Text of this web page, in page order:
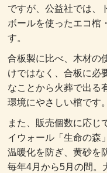
ですが、公益社では、
ボールを使ったエコ棺
す。
合板製に比べ、木材の
けではなく、合板に必
なことから火葬で出る
環境にやさしい棺です。
また、販売個数に応じ
イウォール「生命の森
温暖化を防ぎ、黄砂を
毎年4月から5月の間。